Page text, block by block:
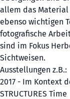
allem das Material
ebenso wichtigen
fotografische
sind im Fokus
Sichtweisen.
Ausstellungen z.B.:
2017 - Im Kontext
STRUCTURES Time